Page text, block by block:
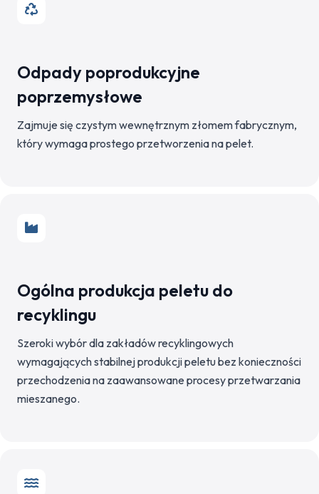
Odpady poprodukcyjne
poprzemysłowe
Zajmuje się czystym wewnętrznym złomem fabrycznym,
który wymaga prostego przetworzenia na pelet.
Ogólna produkcja peletu do
recyklingu
Szeroki wybór dla zakładów recyklingowych
wymagających stabilnej produkcji peletu bez konieczności
przechodzenia na zaawansowane procesy przetwarzania
mieszanego.